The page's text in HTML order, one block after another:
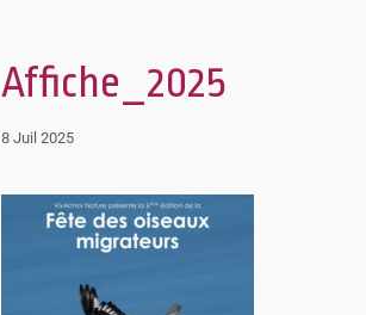
Affiche_2025
8 Juil 2025